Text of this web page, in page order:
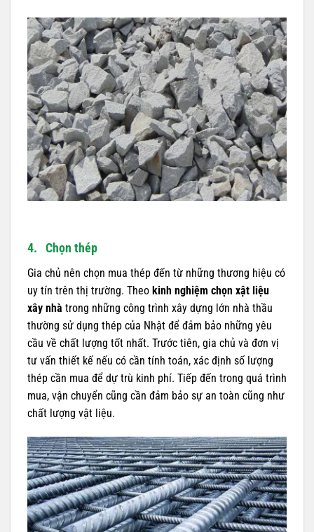
4. Chọn thép
Gia chủ nên chọn mua thép đến từ những thương hiệu có
uy tín trên thị trường. Theo kinh nghiệm chọn xật liệu
xây nhà trong những công trình xây dựng lớn nhà thầu
thường sử dụng thép của Nhật để đảm bảo những yêu
cầu về chất lượng tốt nhất. Trước tiên, gia chủ và đơn vị
tư vấn thiết kế nếu có cần tính toán, xác định số lượng
thép cần mua để dự trù kinh phí. Tiếp đến trong quá trình
mua, vận chuyển cũng cần đảm bảo sự an toàn cũng như
chất lượng vật liệu.